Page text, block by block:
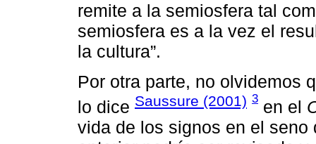
remite a la semiosfera tal
semiosfera es a la vez el
la cultura”.
Por otra parte, no olvidemos
lo dice Saussure (2001) 3 en el
vida de los signos en el seno